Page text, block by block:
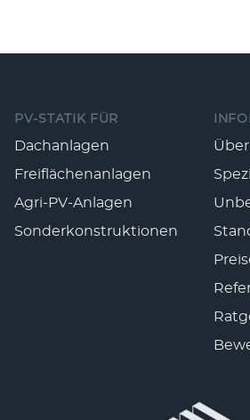
PV-STATIK FÜR
Dachanlagen
Freiflächenanlagen
Agri-PV-Anlagen
Sonderkonstruktionen